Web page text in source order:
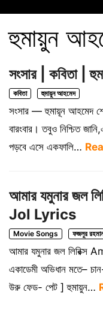
হুমায়ুন
সংসার | কবিতা |
কবিতা হুমায়ুন আহমেদ
সংসার — হুমায়ূন আহমেদ
বারংবার। তবুও নিশ্চিত
পড়বে এসে একফালি…
আমার যমুনার জল
Jol Lyrics
Movie Songs ফজলুর
আমার যমুনার জল
একাডেমী অভিধান মতে–
উরু ফেড- পেট ] হুমায়ুন…